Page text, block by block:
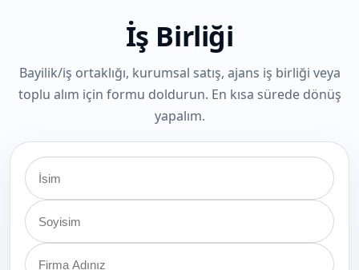
İş Birliği
Bayilik/iş ortaklığı, kurumsal satış, ajans iş birliği veya
toplu alım için formu doldurun. En kısa sürede dönüş
yapalım.